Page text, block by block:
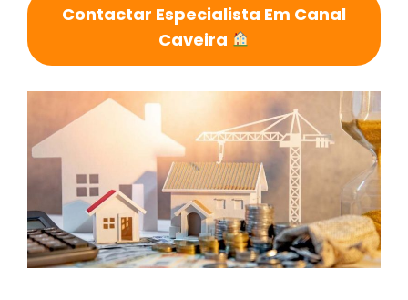
Contactar Especialista Em Canal
Caveira